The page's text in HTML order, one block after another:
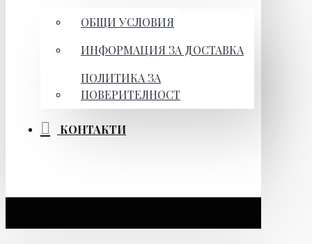
ОБЩИ УСЛОВИЯ
ИНФОРМАЦИЯ ЗА ДОСТАВКА
ПОЛИТИКА ЗА
ПОВЕРИТЕЛНОСТ
КОНТАКТИ